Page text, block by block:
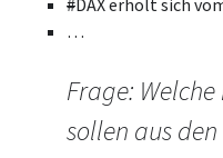
#DAX erholt sich
…
Frage:
sollen aus